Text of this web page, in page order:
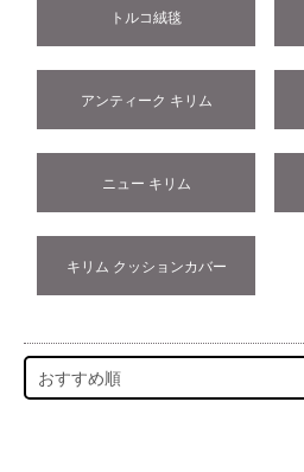
トルコ絨毯
アンティーク キリム
ニュー キリム
キリム クッションカバー